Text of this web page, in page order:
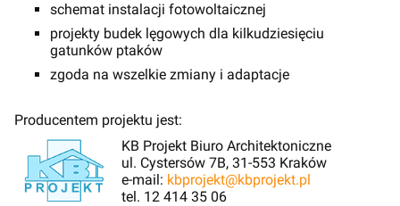
schemat instalacji fotowoltaicznej
projekty budek lęgowych dla kilkudziesięciu
gatunków ptaków
zgoda na wszelkie zmiany i adaptacje
Producentem projektu jest:
KB Projekt Biuro Architektoniczne
ul. Cystersów 7B, 31-553 Kraków
e-mail: kbprojekt@kbprojekt.pl
tel. 12 414 35 06